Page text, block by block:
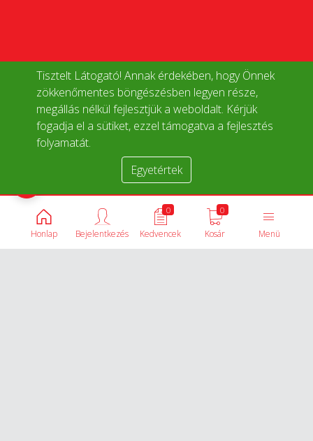
Tisztelt Látogató! Annak érdekében, hogy Önnek
zökkenőmentes böngészésben legyen része,
megállás nélkül fejlesztjük a weboldalt. Kérjük
fogadja el a sütiket, ezzel támogatva a fejlesztés
folyamatát.
Egyetértek
Honlap Menü
0
Kosár
0
Kedvencek
Bejelentkezés
Termékek összehasonlítása